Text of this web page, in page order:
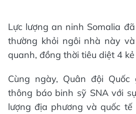
Lực lượng an ninh Somalia
thường khỏi ngôi nhà này
quanh, đồng thời tiêu diệt 4
Cùng ngày, Quân đội Quốc
thông báo binh sỹ SNA với
lượng địa phương và quốc